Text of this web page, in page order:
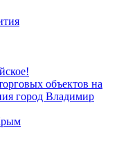
объектов на
город Владимир